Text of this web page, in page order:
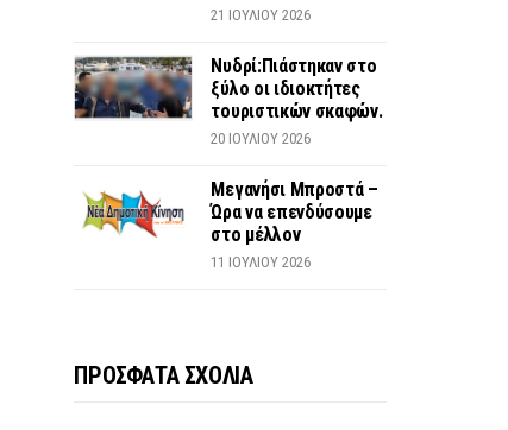
21 ΙΟΥΛΊΟΥ 2026
Νυδρί:Πιάστηκαν στο
ξύλο οι ιδιοκτήτες
τουριστικών σκαφών.
20 ΙΟΥΛΊΟΥ 2026
Μεγανήσι Μπροστά –
Ώρα να επενδύσουμε
στο μέλλον
11 ΙΟΥΛΊΟΥ 2026
ΠΡΟΣΦΑΤΑ ΣΧΟΛΙΑ